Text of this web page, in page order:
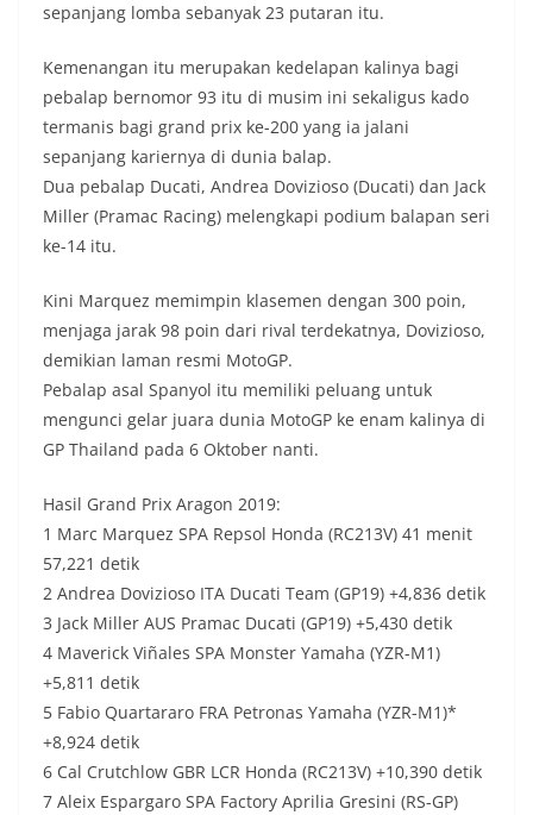
sepanjang lomba sebanyak 23 putaran itu.
Kemenangan itu merupakan kedelapan kalinya bagi
pebalap bernomor 93 itu di musim ini sekaligus kado
termanis bagi grand prix ke-200 yang ia jalani
sepanjang kariernya di dunia balap.
Dua pebalap Ducati, Andrea Dovizioso (Ducati) dan Jack
Miller (Pramac Racing) melengkapi podium balapan seri
ke-14 itu.
Kini Marquez memimpin klasemen dengan 300 poin,
menjaga jarak 98 poin dari rival terdekatnya, Dovizioso,
demikian laman resmi MotoGP.
Pebalap asal Spanyol itu memiliki peluang untuk
mengunci gelar juara dunia MotoGP ke enam kalinya di
GP Thailand pada 6 Oktober nanti.
Hasil Grand Prix Aragon 2019:
1 Marc Marquez SPA Repsol Honda (RC213V) 41 menit
57,221 detik
2 Andrea Dovizioso ITA Ducati Team (GP19) +4,836 detik
3 Jack Miller AUS Pramac Ducati (GP19) +5,430 detik
4 Maverick Viñales SPA Monster Yamaha (YZR-M1)
+5,811 detik
5 Fabio Quartararo FRA Petronas Yamaha (YZR-M1)*
+8,924 detik
6 Cal Crutchlow GBR LCR Honda (RC213V) +10,390 detik
7 Aleix Espargaro SPA Factory Aprilia Gresini (RS-GP)